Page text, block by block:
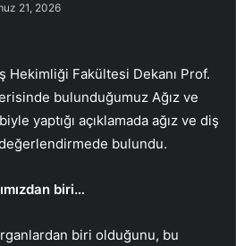
21, 2026
Hekimliği Fakültesi Dekanı Prof.
bulunduğumuz Ağız ve
yaptığı açıklamada ağız ve diş
değerlendirmede bulundu.
biri…
biri olduğunu, bu